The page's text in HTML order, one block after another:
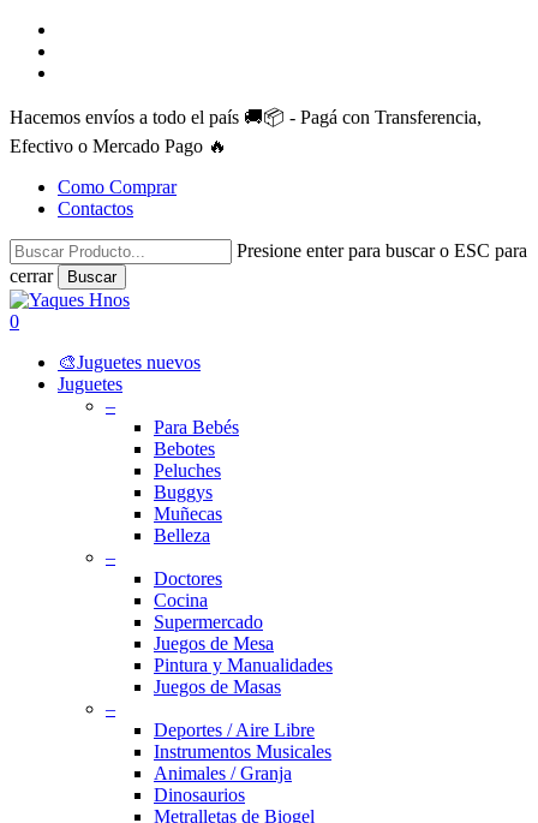
Skip
main
Hacemos envíos a todo el país 🚚📦 - Pagá con Transferencia,
Efectivo o Mercado Pago 🔥
Como Comprar
Contactos
Presione enter para buscar o ESC para
cerrar
Buscar
Close
Search
search
account
0
🎨Juguetes nuevos
Juguetes
–
Para Bebés
Bebotes
Peluches
Buggys
Muñecas
Belleza
–
Doctores
Cocina
Supermercado
Juegos de Mesa
Pintura y Manualidades
Juegos de Masas
–
Deportes / Aire Libre
Instrumentos Musicales
Animales / Granja
Dinosaurios
Metralletas de Biogel